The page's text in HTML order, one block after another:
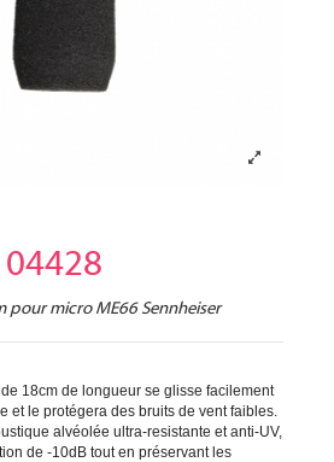
pour micro ME66 Sennheiser
18cm de longueur se glisse facilement
et le protégera des bruits de vent faibles.
alvéolée ultra-resistante et anti-UV,
de -10dB tout en préservant les